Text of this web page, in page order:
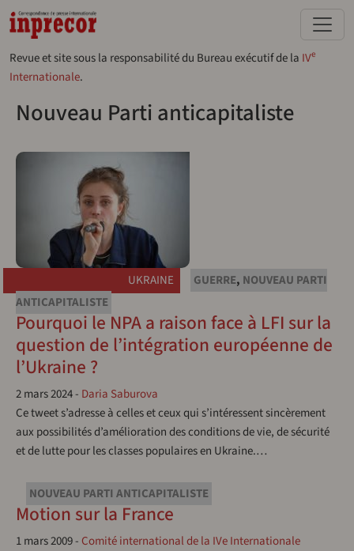
Aller au contenu principal
Revue et site sous la responsabilité du Bureau exécutif de la IVe
Internationale.
Nouveau Parti anticapitaliste
UKRAINE GUERRE, NOUVEAU PARTI
ANTICAPITALISTE
Pourquoi le NPA a raison face à LFI sur la
question de l’intégration européenne de
l’Ukraine ?
2 mars 2024- Daria Saburova
Ce tweet s’adresse à celles et ceux qui s’intéressent sincèrement
aux possibilités d’amélioration des conditions de vie, de sécurité
et de lutte pour les classes populaires en Ukraine.…
NOUVEAU PARTI ANTICAPITALISTE
Motion sur la France
1 mars 2009- Comité international de la IVe Internationale